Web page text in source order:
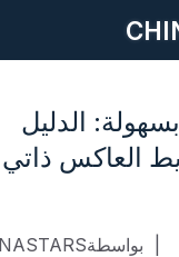
الدليل
العاكس ذاتي
بواسطةCHINASTARS